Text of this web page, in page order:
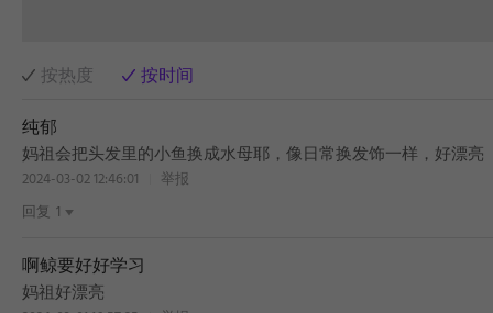
按热度
按时间
纯郁
妈祖会把头发里的小鱼换成水母耶，像日常换发饰一样，好漂亮
2024-03-02 12:46:01
举报
回复 1
啊鲸要好好学习
妈祖好漂亮